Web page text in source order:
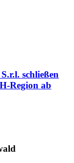
schließen
Region ab